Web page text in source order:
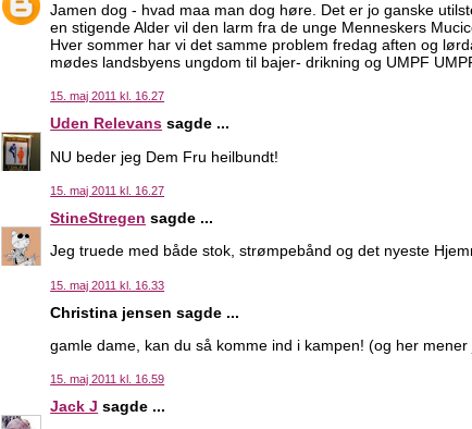
Jamen dog - hvad maa man dog høre. Det er jo ganske
en stigende Alder vil den larm fra de unge Menneskers
Hver sommer har vi det samme problem fredag aften og
mødes landsbyens ungdom til bajer- drikning og UMPF
15. maj 2011 kl. 16.27
Uden Relevans sagde ...
NU beder jeg Dem Fru heilbundt!
15. maj 2011 kl. 16.27
StineStregen sagde ...
Jeg truede med både stok, strømpebånd og det nyeste
15. maj 2011 kl. 16.33
Christina jensen sagde ...
gamle dame, kan du så komme ind i kampen! (og her mener
15. maj 2011 kl. 16.59
Jack J sagde ...